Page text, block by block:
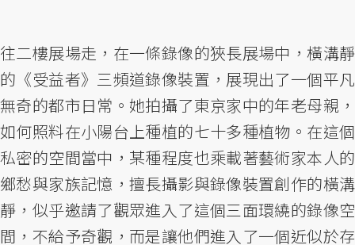
往二樓展場走，在一條錄像的狹長展場中，橫溝靜
的《受益者》三頻道錄像裝置，展現出了一個平凡
無奇的都市日常。她拍攝了東京家中的年老母親，
如何照料在小陽台上種植的七十多種植物。在這個
私密的空間當中，某種程度也乘載著藝術家本人的
鄉愁與家族記憶，擅長攝影與錄像裝置創作的橫溝
靜，似乎邀請了觀眾進入了這個三面環繞的錄像空
間，不給予奇觀，而是讓他們進入了一個近似於存